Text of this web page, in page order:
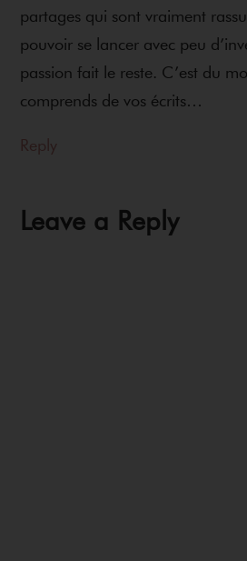
partages qui sont vraiment
pouvoir se lancer avec peu
passion fait le reste. C’est du
comprends de vos écrits…
Reply
Leave a Reply